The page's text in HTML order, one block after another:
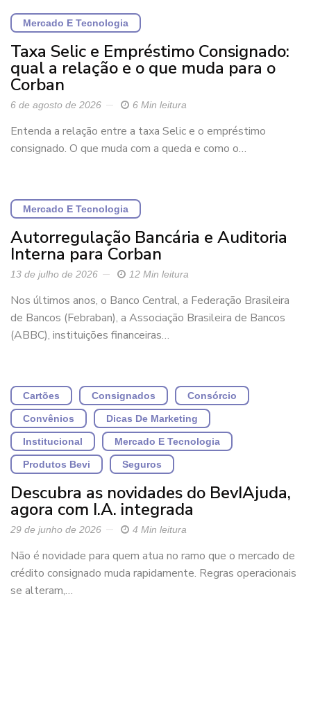
Mercado E Tecnologia
Taxa Selic e Empréstimo Consignado:
qual a relação e o que muda para o
Corban
6 de agosto de 2026 6 Min leitura
Entenda a relação entre a taxa Selic e o empréstimo
consignado. O que muda com a queda e como o…
Mercado E Tecnologia
Autorregulação Bancária e Auditoria
Interna para Corban
13 de julho de 2026 12 Min leitura
Nos últimos anos, o Banco Central, a Federação Brasileira
de Bancos (Febraban), a Associação Brasileira de Bancos
(ABBC), instituições financeiras…
Cartões Consignados Consórcio
Convênios Dicas De Marketing
Institucional Mercado E Tecnologia
Produtos Bevi Seguros
Descubra as novidades do BevIAjuda,
agora com I.A. integrada
29 de junho de 2026 4 Min leitura
Não é novidade para quem atua no ramo que o mercado de
crédito consignado muda rapidamente. Regras operacionais
se alteram,…